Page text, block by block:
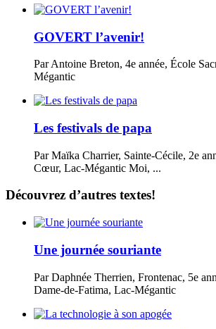
GOVERT l’avenir!
Par Antoine Breton, 4e année, École
Mégantic
Les festivals de papa
Par Maïka Charrier, Sainte-Cécile, 2e
Cœur, Lac-Mégantic Moi, ...
Découvrez d’autres textes!
Une journée souriante
Par Daphnée Therrien, Frontenac, 5e
Dame-de-Fatima, Lac-Mégantic